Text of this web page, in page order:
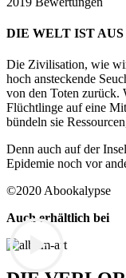
DIE WELT IST
Die Zivilisation, wie
hoch ansteckende
von den Toten zurück.
Flüchtlinge auf eine
bündeln sie
Denn auch auf der
Epidemie noch vor
©2020 Abookalypse
Auch erhältlich bei